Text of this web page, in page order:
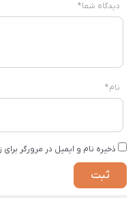
دیدگاه شما*
نام*
ذخیره نام و ایمیل در مرورگر